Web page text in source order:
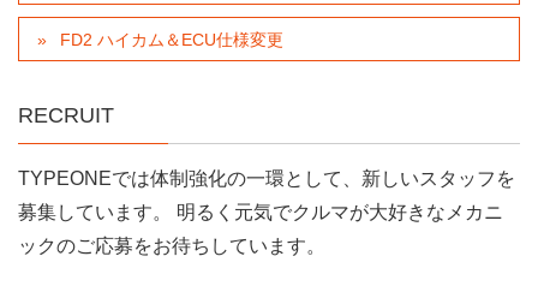
FD2 ハイカム＆ECU仕様変更
RECRUIT
TYPEONEでは体制強化の一環として、新しいスタッフを
募集しています。 明るく元気でクルマが大好きなメカニ
ックのご応募をお待ちしています。